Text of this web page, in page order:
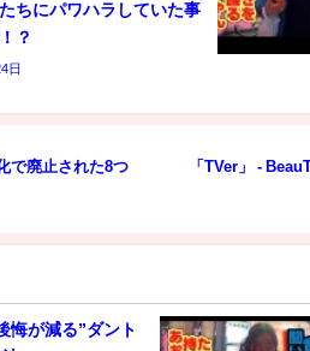
ちにパワハラしていた事
？
日
で廃止された8つ
「TVer」 -
悔が減る”ダント